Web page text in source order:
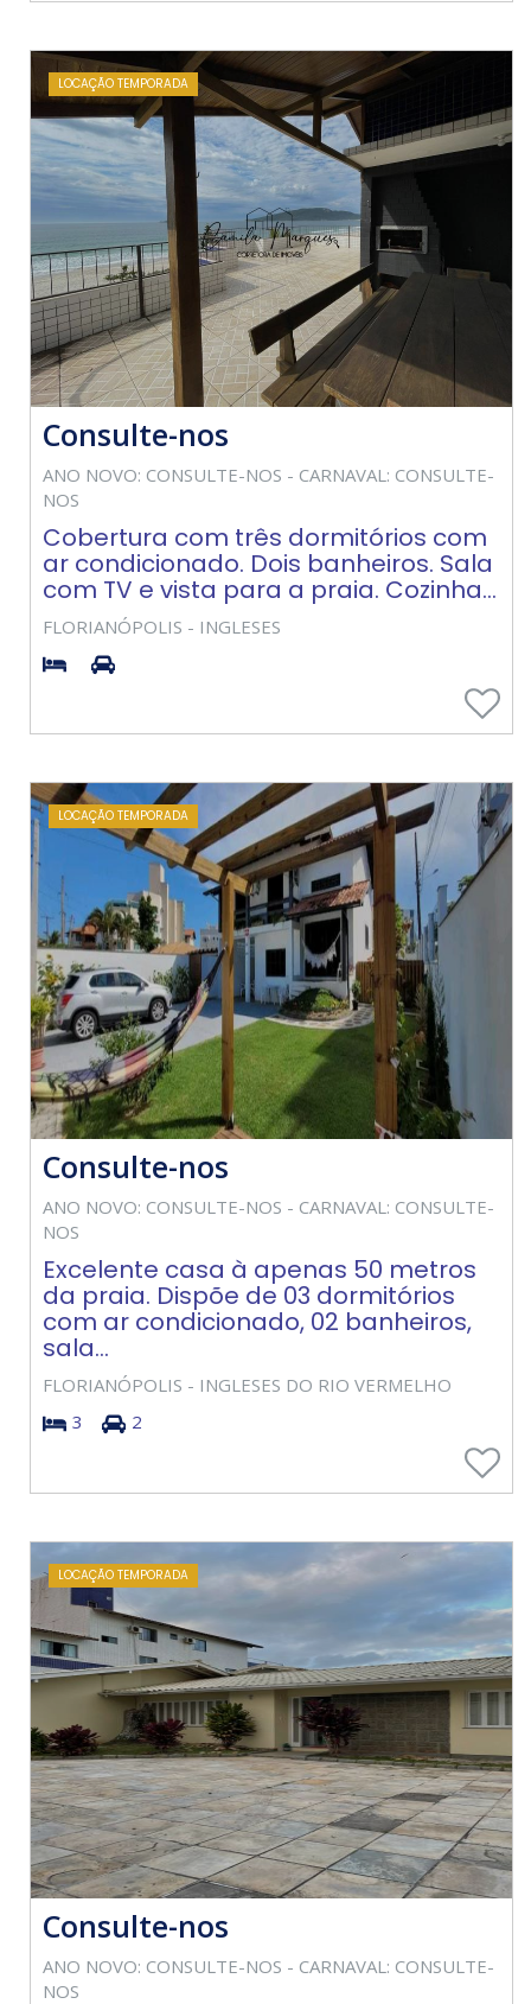
LOCAÇÃO TEMPORADA
Consulte-nos
ANO NOVO: CONSULTE-NOS - CARNAVAL: CONSULTE-
NOS
Cobertura com três dormitórios com
ar condicionado. Dois banheiros. Sala
com TV e vista para a praia. Cozinha...
FLORIANÓPOLIS - INGLESES
LOCAÇÃO TEMPORADA
Consulte-nos
ANO NOVO: CONSULTE-NOS - CARNAVAL: CONSULTE-
NOS
Excelente casa à apenas 50 metros
da praia. Dispõe de 03 dormitórios
com ar condicionado, 02 banheiros,
sala...
FLORIANÓPOLIS - INGLESES DO RIO VERMELHO
3
2
LOCAÇÃO TEMPORADA
Consulte-nos
ANO NOVO: CONSULTE-NOS - CARNAVAL: CONSULTE-
NOS